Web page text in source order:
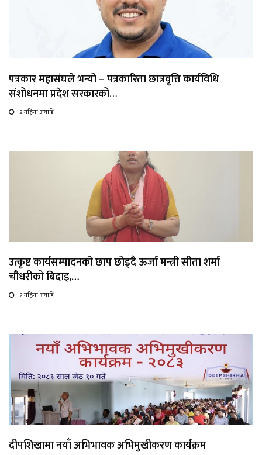
पत्रकार महासंघले भन्यो – पत्रकारिता छात्रवृत्ति कार्यविधि
संशोधनमा प्रदेश सरकारको…
2 महिना अगाडि
उत्कृष्ट कार्यसम्पादनको छाप छोड्दै ऊर्जा मन्त्री सीता शर्मा
चौधरीको बिदाइ,…
2 महिना अगाडि
दीपशिखामा नयाँ अभिभावक अभिमुखीकरण कार्यक्रम